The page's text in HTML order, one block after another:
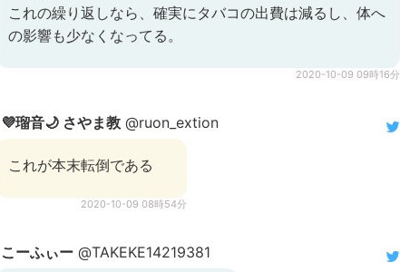
これの繰り返しなら、確実にタバコの出費は減るし、体へ
の影響も少なくなってる。
2020-10-09 09時16分
💜瑠音🌙 さやま教 @ruon_extion
これが本末転倒である
2020-10-09 08時54分
こーふぃー @TAKEKE14219381